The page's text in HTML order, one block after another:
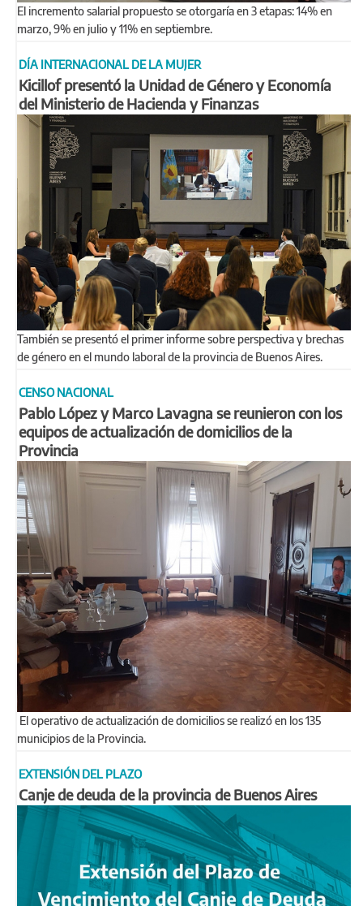
El incremento salarial propuesto se otorgaría en 3 etapas: 14% en
marzo, 9% en julio y 11% en septiembre.
DÍA INTERNACIONAL DE LA MUJER
Kicillof presentó la Unidad de Género y Economía
del Ministerio de Hacienda y Finanzas
También se presentó el primer informe sobre perspectiva y brechas
de género en el mundo laboral de la provincia de Buenos Aires.
CENSO NACIONAL
Pablo López y Marco Lavagna se reunieron con los
equipos de actualización de domicilios de la
Provincia
El operativo de actualización de domicilios se realizó en los 135
municipios de la Provincia.
EXTENSIÓN DEL PLAZO
Canje de deuda de la provincia de Buenos Aires